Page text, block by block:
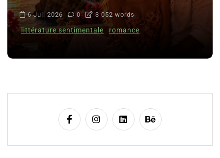
6 Juil 2026 0 3 052 words
littérature sentimentale romance